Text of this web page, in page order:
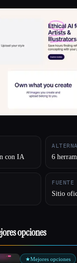
con IA 6
FUENTE
Sitio
opciones
★Mejores opciones